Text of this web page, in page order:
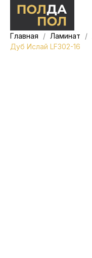
Главная Ламинат
Дуб Ислай LF302-16